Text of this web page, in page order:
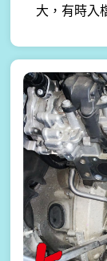
大，有時入